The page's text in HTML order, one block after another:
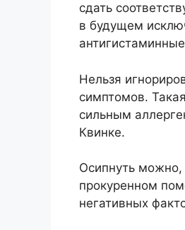
сдать
в будущем
Нельзя
симптомов.
сильным
Квинке.
Осипнуть можно,
прокуренном
негативных